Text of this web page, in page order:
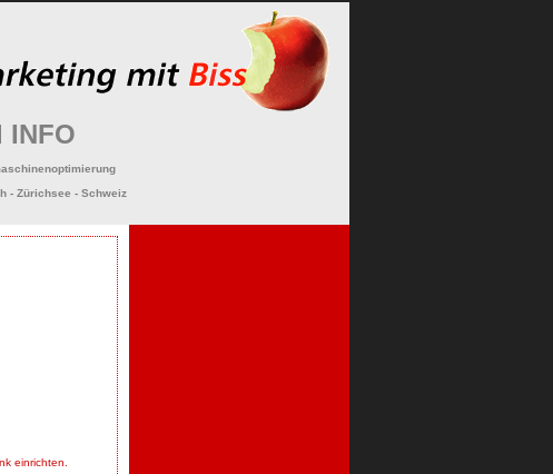
INFO
- Zürichsee - Schweiz
einrichten.